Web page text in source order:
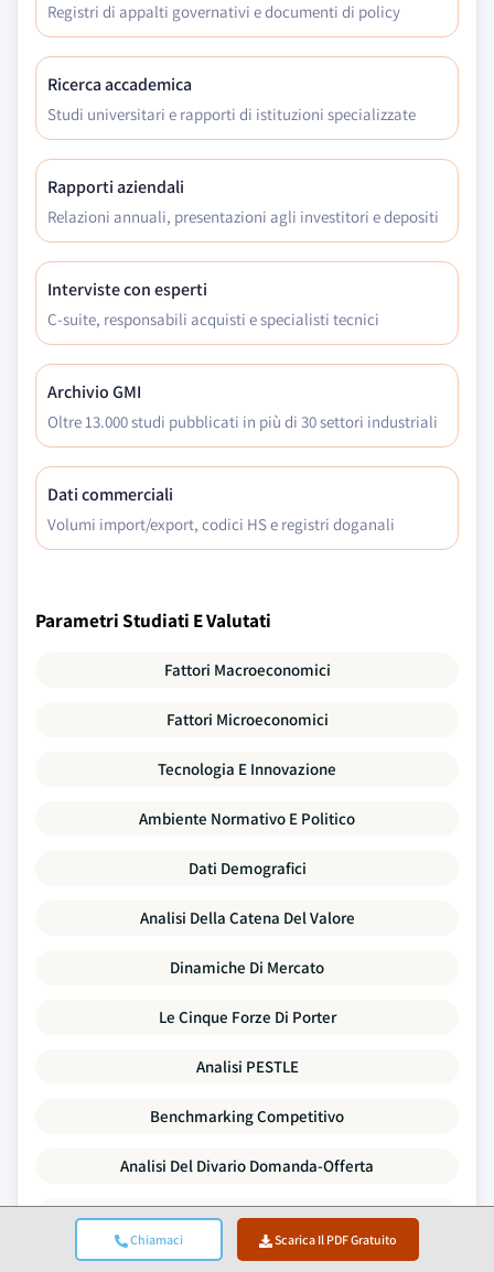
Chiamaci Scarica Il PDF Gratuito
Registri di appalti governativi e documenti di policy
Ricerca accademica
Studi universitari e rapporti di istituzioni specializzate
Rapporti aziendali
Relazioni annuali, presentazioni agli investitori e depositi
Interviste con esperti
C-suite, responsabili acquisti e specialisti tecnici
Archivio GMI
Oltre 13.000 studi pubblicati in più di 30 settori industriali
Dati commerciali
Volumi import/export, codici HS e registri doganali
Parametri Studiati E Valutati
Fattori Macroeconomici
Fattori Microeconomici
Tecnologia E Innovazione
Ambiente Normativo E Politico
Dati Demografici
Analisi Della Catena Del Valore
Dinamiche Di Mercato
Le Cinque Forze Di Porter
Analisi PESTLE
Benchmarking Competitivo
Analisi Del Divario Domanda-Offerta
Tendenze Dei Prezzi
Analisi SWOT